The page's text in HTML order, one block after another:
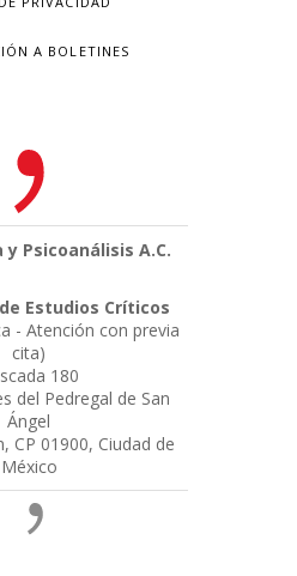
A BOLETINES
Psicoanálisis A.C.
Estudios Críticos
- Atención con previa
cita)
180
del Pedregal de San
Ángel
CP 01900, Ciudad de
México